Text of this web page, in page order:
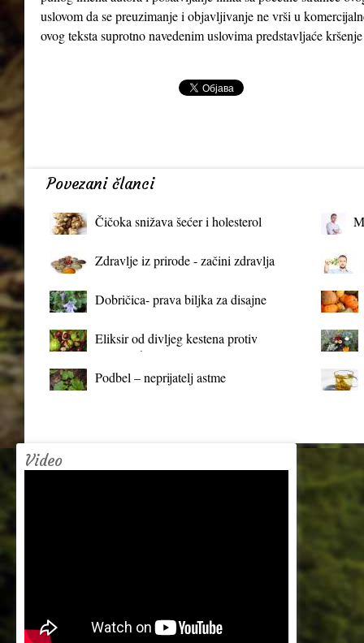
uslovom da se preuzimanje i objavljivanje ne vrši u
ovog teksta suprotno navedenim uslovima predstavljaće
Povezani članci
Čičoka snižava šećer i holesterol
Zdravlje iz prirode - začini zdravlja
Dobričica- prava biljka za disajne
Eliksir od divljeg kestena protiv
proširenih vena
Podbel – neprijatelj astme
Video